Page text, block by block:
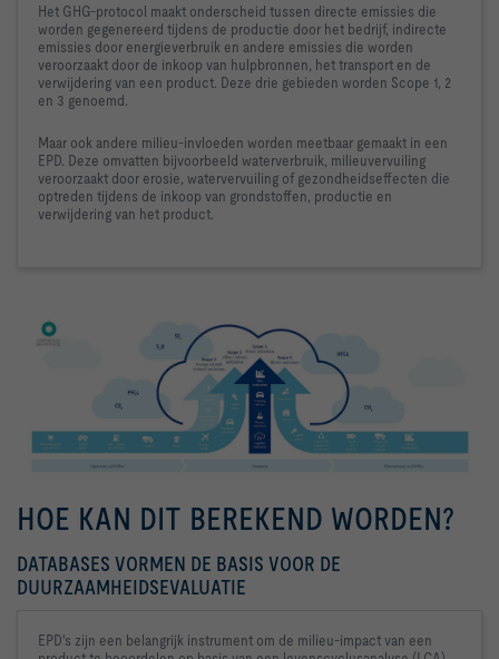
Het GHG-protocol maakt onderscheid tussen directe emissies die
worden gegenereerd tijdens de productie door het bedrijf, indirecte
emissies door energieverbruik en andere emissies die worden
veroorzaakt door de inkoop van hulpbronnen, het transport en de
verwijdering van een product. Deze drie gebieden worden Scope 1, 2
en 3 genoemd.
Maar ook andere milieu-invloeden worden meetbaar gemaakt in een
EPD. Deze omvatten bijvoorbeeld waterverbruik, milieuvervuiling
veroorzaakt door erosie, watervervuiling of gezondheidseffecten die
optreden tijdens de inkoop van grondstoffen, productie en
verwijdering van het product.
HOE KAN DIT BEREKEND WORDEN?
DATABASES VORMEN DE BASIS VOOR DE
DUURZAAMHEIDSEVALUATIE
EPD's zijn een belangrijk instrument om de milieu-impact van een